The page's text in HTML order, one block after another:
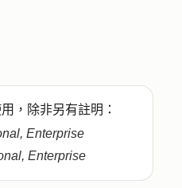
，除非另有註明：
Enterprise
Enterprise